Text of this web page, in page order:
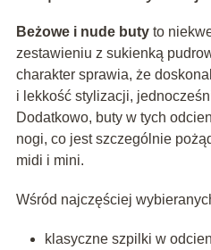
Beżowe i nude butyto
zestawieniu z sukienką
charakter sprawia, że
i lekkość stylizacji,
Dodatkowo, buty w tych
nogi, co jest szczególnie
midi i mini.
Wśród najczęściej
klasyczne szpilki w